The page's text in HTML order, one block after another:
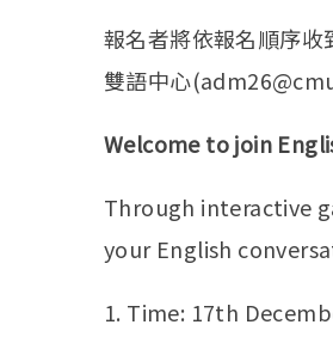
報名者將依報名順序
雙語中心
Welcome to join
Through interactive
your English
1. Time: 17th